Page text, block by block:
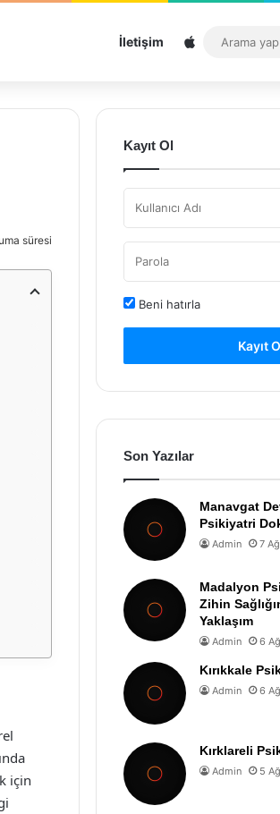
İletişim Sitemap
süresi
için
Kayıt Ol
Beni hatırla
Kayıt
Son Yazılar
Manavgat
Psikiyatri
Admin 7
Madalyon
Zihin
Yaklaşım
Admin 6
Kırıkkale
Admin 6
Kırklareli
Admin 5